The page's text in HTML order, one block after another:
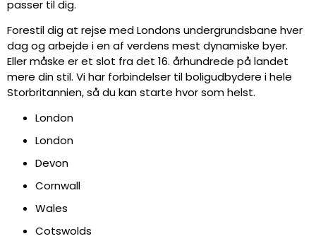
passer til dig.
Forestil dig at rejse med Londons undergrundsbane hver
dag og arbejde i en af verdens mest dynamiske byer.
Eller måske er et slot fra det 16. århundrede på landet
mere din stil. Vi har forbindelser til boligudbydere i hele
Storbritannien, så du kan starte hvor som helst.
London
London
Devon
Cornwall
Wales
Cotswolds